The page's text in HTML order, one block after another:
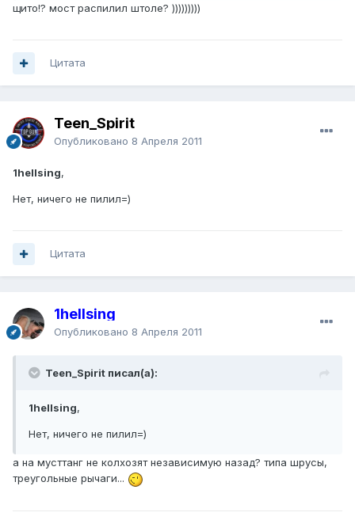
щито!? мост распилил штоле? )))))))))
Цитата
Teen_Spirit
Опубликовано 8 Апреля 2011
1hellsing,
Нет, ничего не пилил=)
Цитата
1hellsing
Опубликовано 8 Апреля 2011
Teen_Spirit писал(а):
1hellsing,
Нет, ничего не пилил=)
а на мусттанг не колхозят независимую назад? типа шрусы,
треугольные рычаги...